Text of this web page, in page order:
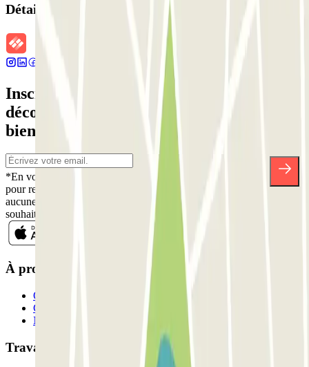
Détails de la réservation
Inscrivez-vous à notre newsletter et
découvrez des réductions, des concours et
bien d'autres surprises.
*En vous inscrivant, vous acceptez notre politique de confidentialité
pour recevoir des communications commerciales de Parclick. Sans
aucune obligation, vous pouvez vous désinscrire quand vous le
souhaitez dans la même newsletter.
À propos de Parclick
Qui sommes-nous ?
Comment ça marche?
Nos parkings
Travaillons ensemble?